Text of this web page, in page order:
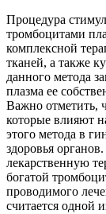
Процедура
тромбоцитами
комплексной
тканей, а также
данного метода
плазма ее
Важно отметить,
которые влияют
этого метода в
здоровья
лекарственную
богатой
проводимого
считается одной